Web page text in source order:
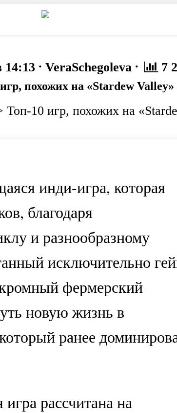
14:13 · VeraSchegoleva · 7
похожих на «Stardew Valley»
Топ-10 игр, похожих на
инди-игра, которая
благодаря
и разнообразному
исключительно
фермерский
новую жизнь в
ранее
рассчитана на